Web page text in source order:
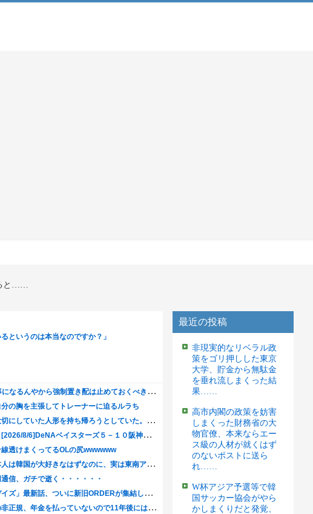
と……
最近の投稿
非現実的なリベラル政
策をゴリ押しした東京
大学、貯金から無駄金
を垂れ流しまくった結
果……
高市内閣の政策を妨害
しまくった財務省の大
物官僚、本来ならエー
ス級の人材が就くはず
のないポストに送ら
れ……
W杯アジア予選等で韓
国サッカー協会がやら
かしまくりだと発覚、